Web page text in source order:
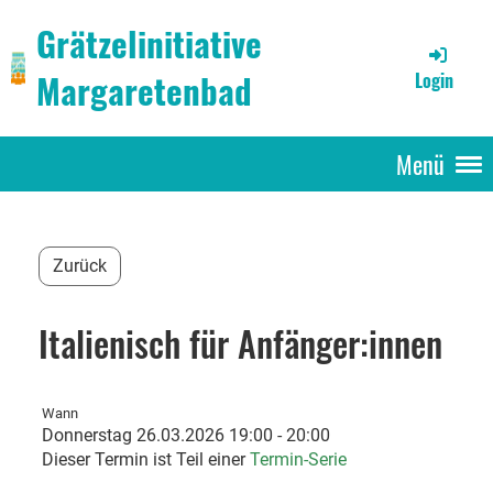
Grätzelinitiative
Margaretenbad
Login
Menü
Zurück
Italienisch für Anfänger:innen
Wann
Donnerstag 26.03.2026 19:00 - 20:00
Dieser Termin ist Teil einerTermin-Serie